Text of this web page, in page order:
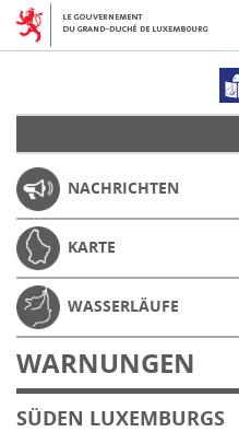
NACHRICHTEN
KARTE
WASSERLÄUFE
WARNUNGEN
SÜDEN LUXEMBURGS